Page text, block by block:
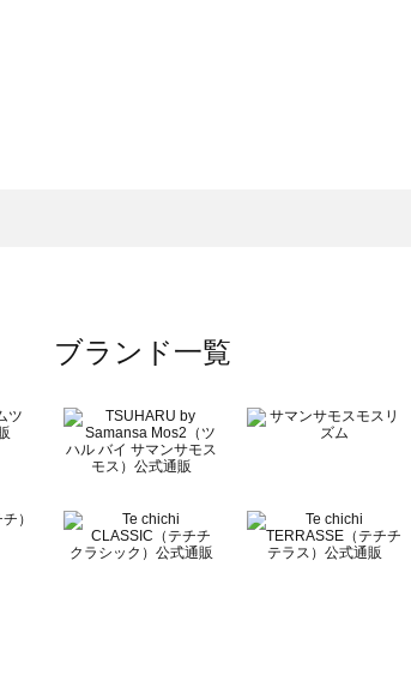
ブランド一覧